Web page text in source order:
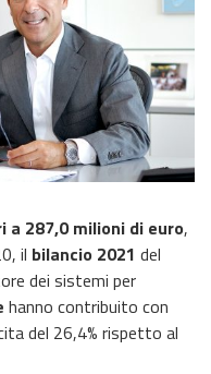
a 287,0 milioni di euro,
il bilancio 2021 del
dei sistemi per
hanno contribuito con
del 26,4% rispetto al